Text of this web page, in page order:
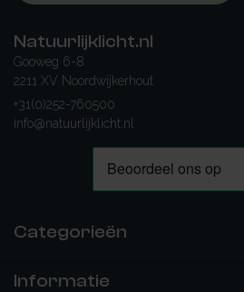
Natuurlijklicht.nl
Gooweg 6-8
2211 XV Noordwijkerhout
+31(0)252-760500
info@natuurlijklicht.nl
Categorieën
Informatie